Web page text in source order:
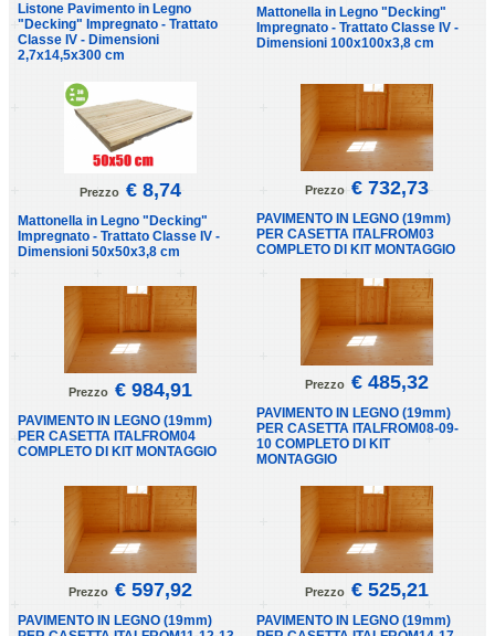
Listone Pavimento in Legno
"Decking" Impregnato - Trattato
Classe IV - Dimensioni
2,7x14,5x300 cm
Mattonella in Legno "Decking"
Impregnato - Trattato Classe IV -
Dimensioni 100x100x3,8 cm
Prezzo € 8,74
Mattonella in Legno "Decking"
Impregnato - Trattato Classe IV -
Dimensioni 50x50x3,8 cm
Prezzo € 732,73
PAVIMENTO IN LEGNO (19mm)
PER CASETTA ITALFROM03
COMPLETO DI KIT MONTAGGIO
Prezzo € 984,91
PAVIMENTO IN LEGNO (19mm)
PER CASETTA ITALFROM04
COMPLETO DI KIT MONTAGGIO
Prezzo € 485,32
PAVIMENTO IN LEGNO (19mm)
PER CASETTA ITALFROM08-09-
10 COMPLETO DI KIT
MONTAGGIO
Prezzo € 597,92
PAVIMENTO IN LEGNO (19mm)
Prezzo € 525,21
PAVIMENTO IN LEGNO (19mm)